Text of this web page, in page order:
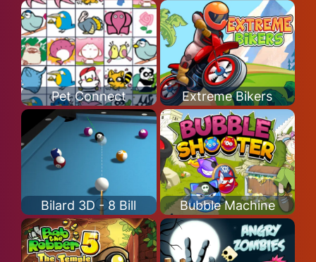
Pet Connect Extreme Bikers
Bilard 3D - 8 Bill Bubble Machine